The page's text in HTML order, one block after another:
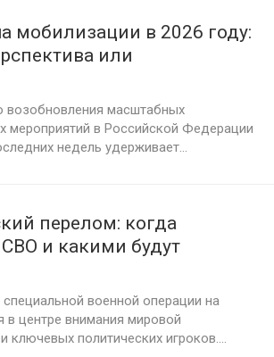
мобилизации в 2026 году:
или
шум? Разбор
России»
возобновления масштабных
мероприятий в Российской Федерации
недель удерживает...
перелом: когда
и какими будут
победы России
военной операции на
в центре внимания мировой
ключевых политических игроков....